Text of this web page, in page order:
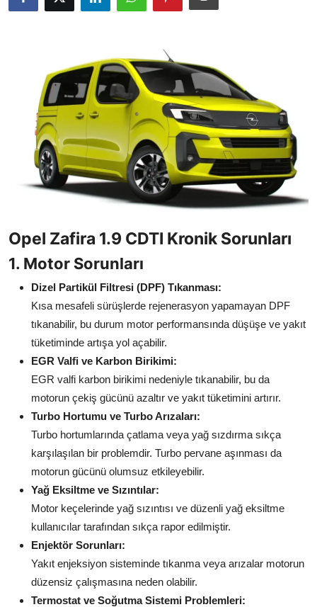
Bakım & Arıza Çözümleri
Elektrikli & Hibrit
Kiralama & Filo
Sürüş & Güvenlik
Yağlar & Sıvılar
LPG & Yakıt
Elektrik & Akü
Klima & Konfor
Aydınlatma & Görüş
Şanzıman & Aktarma
Multimedya & Elektronik
Opel Zafira 1.9 CDTI Kronik Sorunları
1. Motor Sorunları
Dizel Partikül Filtresi (DPF) Tıkanması:
Kısa mesafeli sürüşlerde rejenerasyon yapamayan DPF
tıkanabilir, bu durum motor performansında düşüşe ve yakıt
tüketiminde artışa yol açabilir.
EGR Valfi ve Karbon Birikimi:
EGR valfi karbon birikimi nedeniyle tıkanabilir, bu da
motorun çekiş gücünü azaltır ve yakıt tüketimini artırır.
Turbo Hortumu ve Turbo Arızaları:
Turbo hortumlarında çatlama veya yağ sızdırma sıkça
karşılaşılan bir problemdir. Turbo pervane aşınması da
motorun gücünü olumsuz etkileyebilir.
Yağ Eksiltme ve Sızıntılar:
Motor keçelerinde yağ sızıntısı ve düzenli yağ eksiltme
kullanıcılar tarafından sıkça rapor edilmiştir.
Enjektör Sorunları:
Yakıt enjeksiyon sisteminde tıkanma veya arızalar motorun
düzensiz çalışmasına neden olabilir.
Termostat ve Soğutma Sistemi Problemleri: